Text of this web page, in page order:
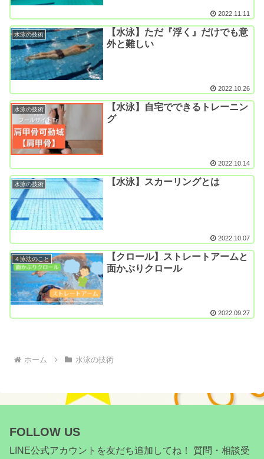
2022.11.11
水泳の技術
【水泳】ただ『浮く』だけでも意
外と難しい
2022.10.26
水泳の技術
【水泳】自宅でできるトレーニン
グ
2022.10.14
水泳の技術 【水泳】スカーリングとは
2022.10.07
４泳法のこと
【クロール】ストレートアームと
面かぶりクロール
2022.09.27
ホーム 水泳の技術
FOLLOW US
LINE公式アカウントを友だち追加してね！ 質問・相談受